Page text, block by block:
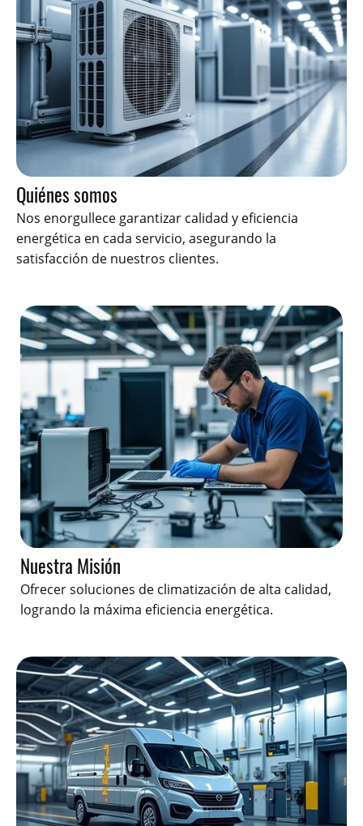
Quiénes somos
Nos enorgullece garantizar calidad y eficiencia
energética en cada servicio, asegurando la
satisfacción de nuestros clientes.
Nuestra Misión
Ofrecer soluciones de climatización de alta calidad,
logrando la máxima eficiencia energética.